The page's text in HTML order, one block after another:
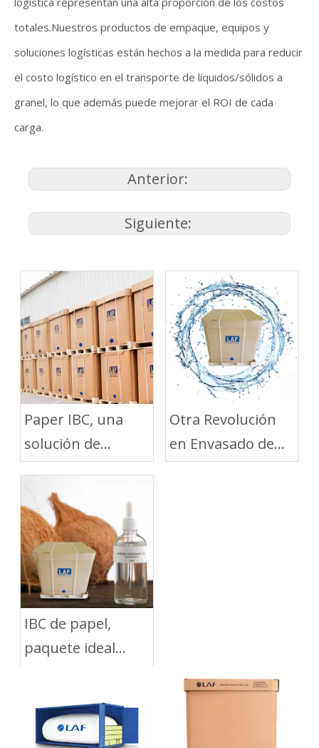
totales.Nuestros productos de empaque, equipos y
soluciones logísticas están hechos a la medida para reducir
el costo logístico en el transporte de líquidos/sólidos a
granel, lo que además puede mejorar el ROI de cada
carga.
Anterior:
Siguiente:
Paper IBC, una
solución de
embalaje verde
para el transporte
de líquidos a
granel
Otra Revolución
en Envasado de
Líquidos y
IBC de papel,
paquete ideal